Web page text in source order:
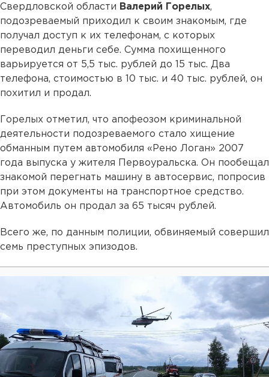
Свердловской области Валерий Горелых,
подозреваемый приходил к своим знакомым, где
получал доступ к их телефонам, с которых
переводил деньги себе. Сумма похищенного
варьируется от 5,5 тыс. рублей до 15 тыс. Два
телефона, стоимостью в 10 тыс. и 40 тыс. рублей, он
похитил и продал.
Горелых отметил, что апофеозом криминальной
деятельности подозреваемого стало хищение
обманным путем автомобиля «Рено Логан» 2007
года выпуска у жителя Первоуральска. Он пообещал
знакомой перегнать машину в автосервис, попросив
при этом документы на транспортное средство.
Автомобиль он продал за 65 тысяч рублей.
Всего же, по данным полиции, обвиняемый совершил
семь преступных эпизодов.